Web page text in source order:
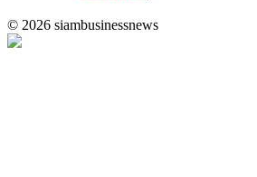
© 2026 siambusinessnews